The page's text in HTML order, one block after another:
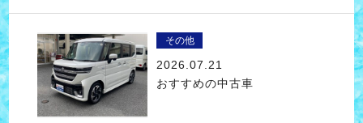
その他
2026.07.21
おすすめの中古車